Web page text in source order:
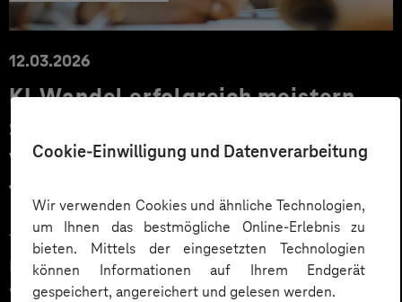
Cookie-Einwilligung und Datenverarbeitung
Wir verwenden Cookies und ähnliche Technologien,
um Ihnen das bestmögliche Online-Erlebnis zu
bieten. Mittels der eingesetzten Technologien
können Informationen auf Ihrem Endgerät
gespeichert, angereichert und gelesen werden.
12.03.2026
KI-Wandel erfolgreich meistern –
So stärken Sie die
Veränderungskompetenz Ihrer
Teams
Technologie allein macht noch keine Transformation.
Entscheidend ist, wie Menschen Veränderung erleben,
verstehen und mitgestalten. Gerade bei der